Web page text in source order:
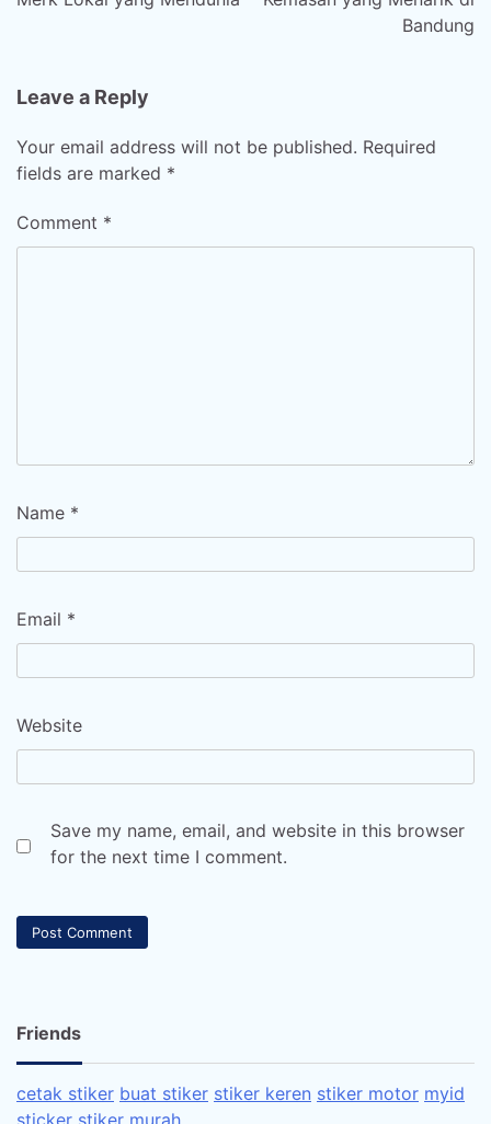
Bandung
Leave a Reply
Your email address will not be published. Required
fields are marked *
Comment *
Name *
Email *
Website
Save my name, email, and website in this browser
for the next time I comment.
Friends
cetak stiker buat stiker stiker keren stiker motor myid
sticker stiker murah